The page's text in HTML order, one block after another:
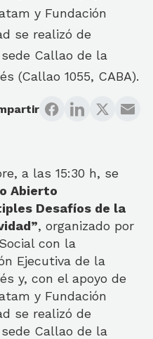
y Fundación
se realizó de
Callao de la
(Callao 1055, CABA).
a las 15:30 h, se
Abierto
Desafíos de la
, organizado por
con la
Ejecutiva de la
y, con el apoyo de
y Fundación
se realizó de
Callao de la